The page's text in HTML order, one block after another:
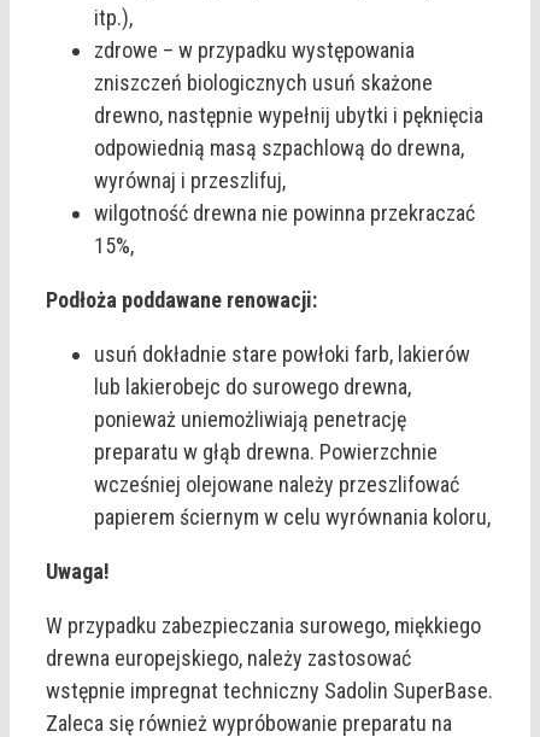
itp.),
zdrowe – w przypadku występowania
zniszczeń biologicznych usuń skażone
drewno, następnie wypełnij ubytki i pęknięcia
odpowiednią masą szpachlową do drewna,
wyrównaj i przeszlifuj,
wilgotność drewna nie powinna przekraczać
15%,
Podłoża poddawane renowacji:
usuń dokładnie stare powłoki farb, lakierów
lub lakierobejc do surowego drewna,
ponieważ uniemożliwiają penetrację
preparatu w głąb drewna. Powierzchnie
wcześniej olejowane należy przeszlifować
papierem ściernym w celu wyrównania koloru,
Uwaga!
W przypadku zabezpieczania surowego, miękkiego
drewna europejskiego, należy zastosować
wstępnie impregnat techniczny Sadolin SuperBase.
Zaleca się również wypróbowanie preparatu na